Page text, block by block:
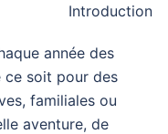
Introduction
année des
ce soit pour des
familiales ou
aventure, de